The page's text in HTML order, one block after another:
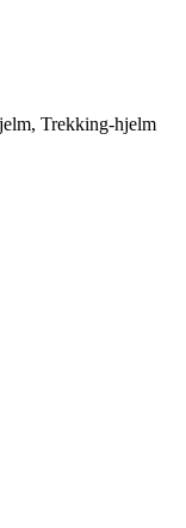
Trekking-hjelm